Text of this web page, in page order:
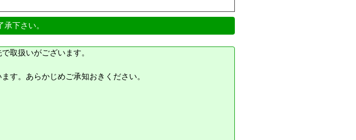
下さい。
取扱いがございます。
す。あらかじめご承知おきください。